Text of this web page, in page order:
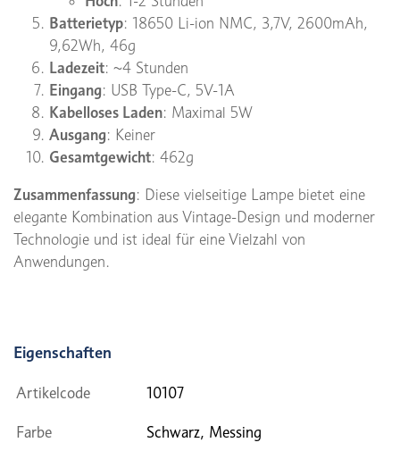
Batterietyp: 18650 Li-ion NMC, 3,7V, 2600mAh,
9,62Wh, 46g
Ladezeit: ~4 Stunden
Eingang: USB Type-C, 5V-1A
Kabelloses Laden: Maximal 5W
Ausgang: Keiner
Gesamtgewicht: 462g
Zusammenfassung: Diese vielseitige Lampe bietet eine
elegante Kombination aus Vintage-Design und moderner
Technologie und ist ideal für eine Vielzahl von
Anwendungen.
Eigenschaften
Artikelcode 10107
Farbe Schwarz, Messing